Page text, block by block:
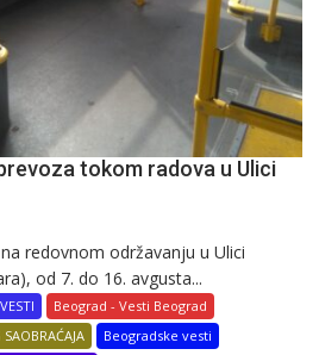
tokom radova u Ulici
redovnom održavanju u Ulici
od 7. do 16. avgusta...
Beograd - Vesti Beograd
Beogradske vesti